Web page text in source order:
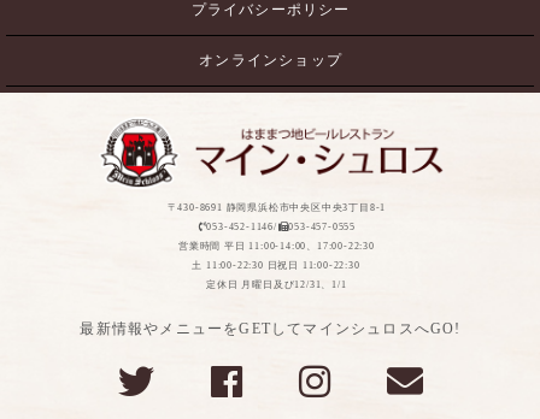
プライバシーポリシー
オンラインショップ
〒430-8691 静岡県浜松市中央区中央3丁目8-1
053-452-1146/
053-457-0555
営業時間 平日 11:00-14:00、17:00-22:30
土 11:00-22:30 日祝日 11:00-22:30
定休日 月曜日及び12/31、1/1
最新情報やメニューをGETしてマインシュロスへGO!